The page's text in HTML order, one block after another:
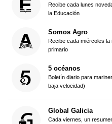
Recibe cada lunes
la Educación
Somos Agro
Recibe cada miércoles
primario
5 océanos
Boletín diario para
baja velocidad)
Global Galicia
Cada viernes, un